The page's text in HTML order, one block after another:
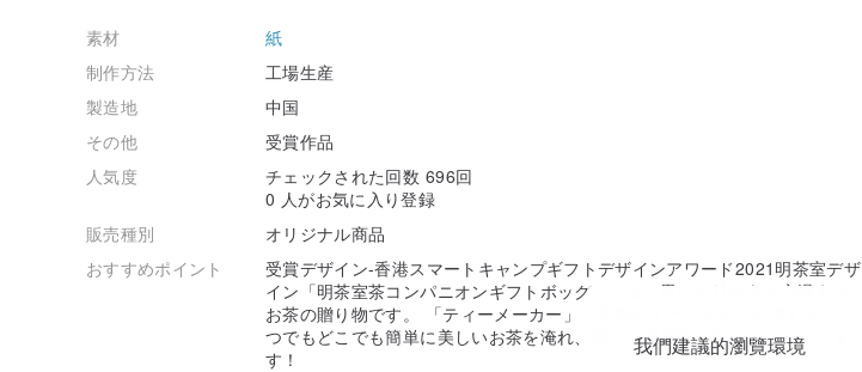
素材
紙
制作方法
工場生産
製造地
中国
その他
受賞作品
人気度
チェックされた回数 696回
0 人がお気に入り登録
販売種別
オリジナル商品
おすすめポイント
受賞デザイン-香港スマートキャンプギフトデザインアワード2021明茶室デザ
イン「明茶室茶コンパニオンギフトボックス」は、思いやりのある心温まる
お茶の贈り物です。 「ティーメーカー」（断熱ティーボトル）を使えば、い
つでもどこでも簡単に美しいお茶を淹れ、楽しく健康的に飲むことができま
す！
我們建議的瀏覽環境